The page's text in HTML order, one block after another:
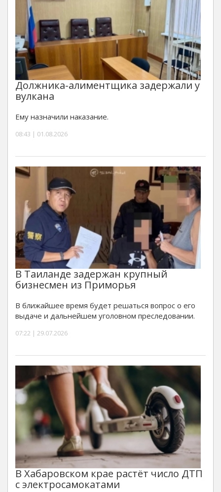
Должника-алиментщика задержали у
вулкана
Ему назначили наказание.
08:43 | 01.08.2026
В Таиланде задержан крупный
бизнесмен из Приморья
В ближайшее время будет решаться вопрос о его
выдаче и дальнейшем уголовном преследовании.
07:22 | 29.07.2026
В Хабаровском крае растёт число ДТП
с электросамокатами